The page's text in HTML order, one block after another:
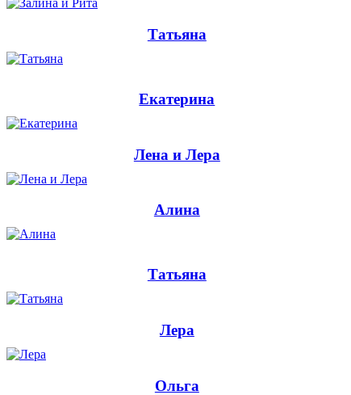
Татьяна
Екатерина
Лена и Лера
Алина
Татьяна
Лера
Ольга